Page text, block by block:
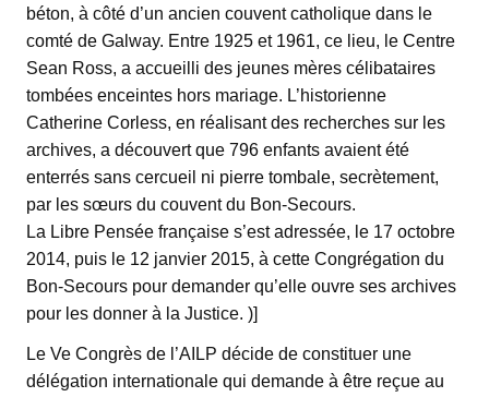
béton, à côté d’un ancien couvent catholique dans le
comté de Galway. Entre 1925 et 1961, ce lieu, le Centre
Sean Ross, a accueilli des jeunes mères célibataires
tombées enceintes hors mariage. L’historienne
Catherine Corless, en réalisant des recherches sur les
archives, a découvert que 796 enfants avaient été
enterrés sans cercueil ni pierre tombale, secrètement,
par les sœurs du couvent du Bon-Secours.
La Libre Pensée française s’est adressée, le 17 octobre
2014, puis le 12 janvier 2015, à cette Congrégation du
Bon-Secours pour demander qu’elle ouvre ses archives
pour les donner à la Justice. )]
Le Ve Congrès de l’AILP décide de constituer une
délégation internationale qui demande à être reçue au